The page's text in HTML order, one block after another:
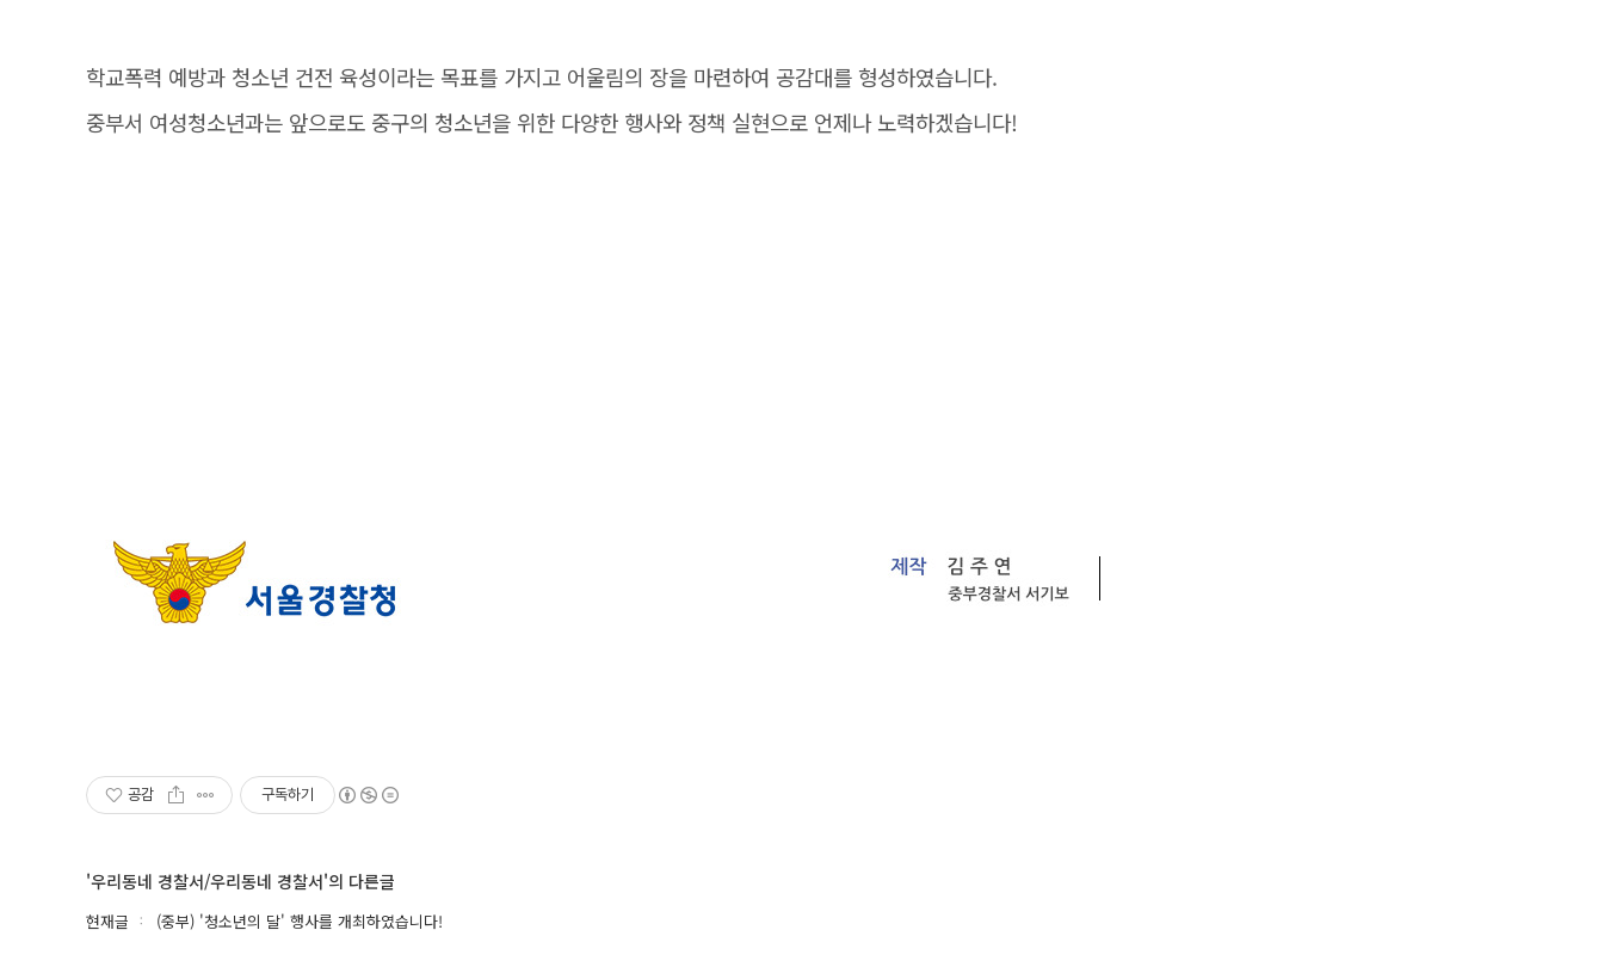
학교폭력 예방과 청소년 건전 육성이라는 목표를 가지고 어울림의 장을 마련하여 공감대를 형성하였습니다.
중부서 여성청소년과는 앞으로도 중구의 청소년을 위한 다양한 행사와 정책 실현으로 언제나 노력하겠습니다!
공감 구독하기
'우리동네 경찰서/우리동네 경찰서'의 다른글
현재글 (중부) '청소년의 달' 행사를 개최하였습니다!